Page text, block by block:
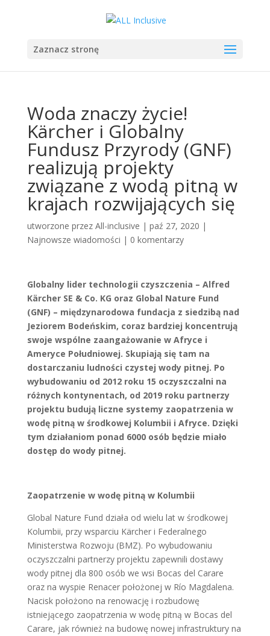
Zaznacz stronę
Woda znaczy życie!
Kärcher i Globalny
Fundusz Przyrody (GNF)
realizują projekty
związane z wodą pitną w
krajach rozwijających się
utworzone przez All-inclusive | paź 27, 2020 |
Najnowsze wiadomości | 0 komentarzy
Globalny lider technologii czyszczenia – Alfred
Kärcher SE & Co. KG oraz Global Nature Fund
(GNF) – międzynarodowa fundacja z siedzibą nad
Jeziorem Bodeńskim, coraz bardziej koncentrują
swoje wspólne zaangażowanie w Afryce i
Ameryce Południowej. Skupiają się tam na
dostarczaniu ludności czystej wody pitnej. Po
wybudowaniu od 2012 roku 15 oczyszczalni na
różnych kontynentach, od 2019 roku partnerzy
projektu budują liczne systemy zaopatrzenia w
wodę pitną w środkowej Kolumbii i Afryce. Dzięki
tym działaniom ponad 6000 osób będzie miało
dostęp do wody pitnej.
Zaopatrzenie w wodę pitną w Kolumbii
Global Nature Fund działa od wielu lat w środkowej
Kolumbii, przy wsparciu Kärcher i Federalnego
Ministerstwa Rozwoju (BMZ). Po wybudowaniu
oczyszczalni partnerzy projektu zapewnili dostawy
wody pitnej dla 800 osób we wsi Bocas del Carare
oraz na wyspie Renacer położonej w Río Magdalena.
Nacisk położono na renowację i rozbudowę
istniejącego zaopatrzenia w wodę pitną w Bocas del
Carare, jak również na budowę nowej infrastruktury na